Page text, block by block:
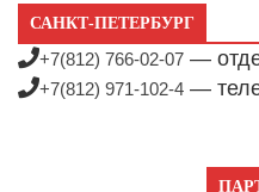
САНКТ-ПЕТЕРБУРГ
+7(812) 766-02-07 —
+7(812) 971-102-4 —